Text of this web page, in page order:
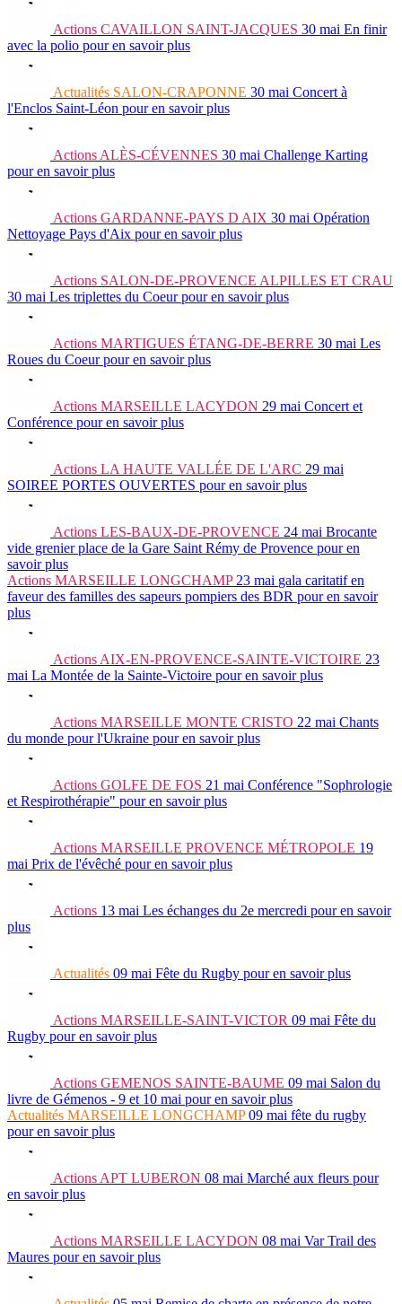
Actions CAVAILLON SAINT-JACQUES 30 mai En finir
avec la polio pour en savoir plus
Actualités SALON-CRAPONNE 30 mai Concert à
l'Enclos Saint-Léon pour en savoir plus
Actions ALÈS-CÉVENNES 30 mai Challenge Karting
pour en savoir plus
Actions GARDANNE-PAYS D AIX 30 mai Opération
Nettoyage Pays d'Aix pour en savoir plus
Actions SALON-DE-PROVENCE ALPILLES ET CRAU
30 mai Les triplettes du Coeur pour en savoir plus
Actions MARTIGUES ÉTANG-DE-BERRE 30 mai Les
Roues du Coeur pour en savoir plus
Actions MARSEILLE LACYDON 29 mai Concert et
Conférence pour en savoir plus
Actions LA HAUTE VALLÉE DE L'ARC 29 mai
SOIREE PORTES OUVERTES pour en savoir plus
Actions LES-BAUX-DE-PROVENCE 24 mai Brocante
vide grenier place de la Gare Saint Rémy de Provence pour en
savoir plus
Actions MARSEILLE LONGCHAMP 23 mai gala caritatif en
faveur des familles des sapeurs pompiers des BDR pour en savoir
plus
Actions AIX-EN-PROVENCE-SAINTE-VICTOIRE 23
mai La Montée de la Sainte-Victoire pour en savoir plus
Actions MARSEILLE MONTE CRISTO 22 mai Chants
du monde pour l'Ukraine pour en savoir plus
Actions GOLFE DE FOS 21 mai Conférence "Sophrologie
et Respirothérapie" pour en savoir plus
Actions MARSEILLE PROVENCE MÉTROPOLE 19
mai Prix de l'évêché pour en savoir plus
Actions 13 mai Les échanges du 2e mercredi pour en savoir
plus
Actualités 09 mai Fête du Rugby pour en savoir plus
Actions MARSEILLE-SAINT-VICTOR 09 mai Fête du
Rugby pour en savoir plus
Actions GEMENOS SAINTE-BAUME 09 mai Salon du
livre de Gémenos - 9 et 10 mai pour en savoir plus
Actualités MARSEILLE LONGCHAMP 09 mai fête du rugby
pour en savoir plus
Actions APT LUBERON 08 mai Marché aux fleurs pour
en savoir plus
Actions MARSEILLE LACYDON 08 mai Var Trail des
Maures pour en savoir plus